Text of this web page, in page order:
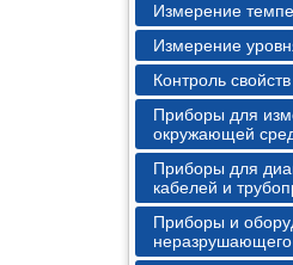
Измерение
Измерение
Контроль
Приборы для
окружающей
Приборы для
кабелей и
Приборы и
неразрушающего